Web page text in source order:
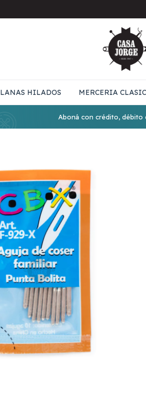
LANAS HILADOS MERCERIA
Aboná con crédito, débito